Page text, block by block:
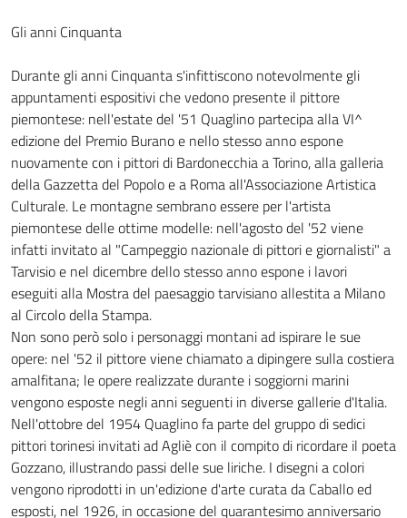
Gli anni Cinquanta
Durante gli anni Cinquanta s'infittiscono notevolmente gli
appuntamenti espositivi che vedono presente il pittore
piemontese: nell'estate del '51 Quaglino partecipa alla VI^
edizione del Premio Burano e nello stesso anno espone
nuovamente con i pittori di Bardonecchia a Torino, alla galleria
della Gazzetta del Popolo e a Roma all'Associazione Artistica
Culturale. Le montagne sembrano essere per l'artista
piemontese delle ottime modelle: nell'agosto del '52 viene
infatti invitato al "Campeggio nazionale di pittori e giornalisti" a
Tarvisio e nel dicembre dello stesso anno espone i lavori
eseguiti alla Mostra del paesaggio tarvisiano allestita a Milano
al Circolo della Stampa.
Non sono però solo i personaggi montani ad ispirare le sue
opere: nel '52 il pittore viene chiamato a dipingere sulla costiera
amalfitana; le opere realizzate durante i soggiorni marini
vengono esposte negli anni seguenti in diverse gallerie d'Italia.
Nell'ottobre del 1954 Quaglino fa parte del gruppo di sedici
pittori torinesi invitati ad Agliè con il compito di ricordare il poeta
Gozzano, illustrando passi delle sue liriche. I disegni a colori
vengono riprodotti in un'edizione d'arte curata da Caballo ed
esposti, nel 1926, in occasione del quarantesimo anniversario